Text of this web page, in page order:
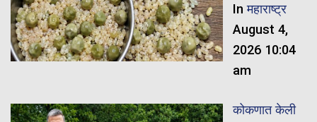
Inमहाराष्ट्र
August 4,
2026 10:04
am
कोकणात केली